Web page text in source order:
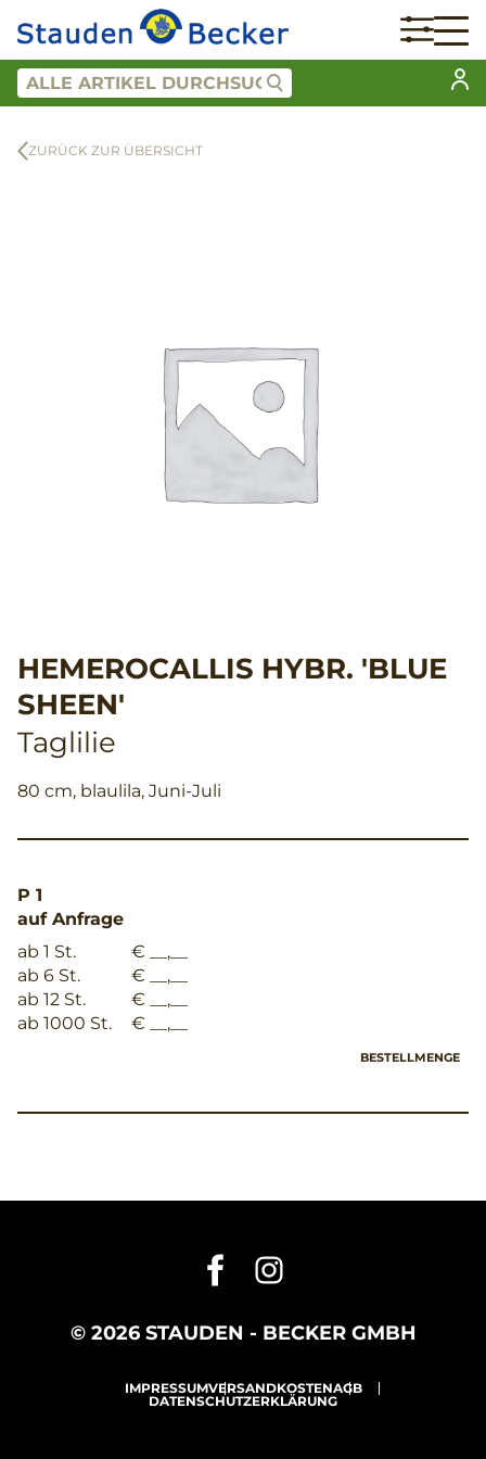
ZURÜCK ZUR ÜBERSICHT
HEMEROCALLIS HYBR. 'BLUE
SHEEN'
Taglilie
80 cm, blaulila, Juni-Juli
P 1
auf Anfrage
ab 1 St.
€ __,__
ab 6 St.
€ __,__
ab 12 St.
€ __,__
ab 1000 St.
€ __,__
BESTELLMENGE
© 2026 STAUDEN - BECKER GMBH
IMPRESSUMVERSANDKOSTENAGB
DATENSCHUTZERKLÄRUNG